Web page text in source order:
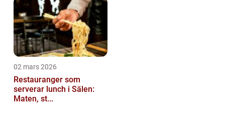
02 mars 2026
Restauranger som
serverar lunch i Sälen:
Maten, st...